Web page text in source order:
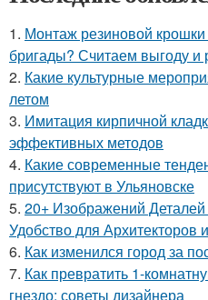
1. Монтаж резиновой
бригады? Считаем выгоду и
2. Какие культурные
летом
3. Имитация кирпичной
эффективных методов
4. Какие современные
присутствуют в Ульяновске
5. 20+ Изображений
Удобство для Архитекторов
6. Как изменился город за
7. Как превратить 1-
гнездо: советы дизайнера